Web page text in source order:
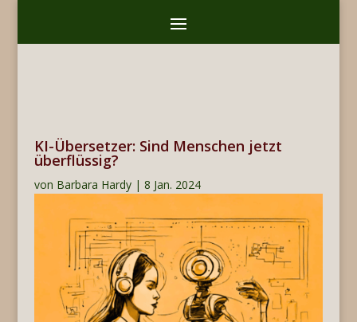
KI-Übersetzer: Sind Menschen jetzt
überflüssig?
von Barbara Hardy| 8 Jan. 2024